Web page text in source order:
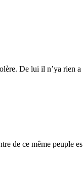
De lui il n’ya
de ce même